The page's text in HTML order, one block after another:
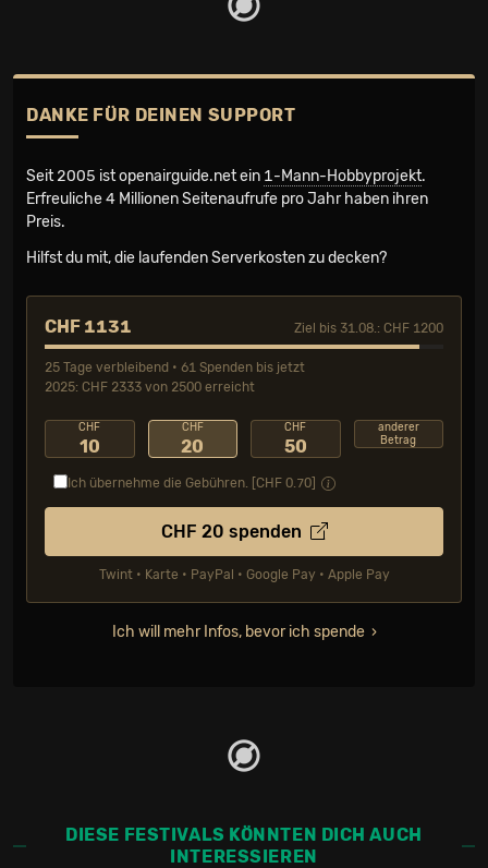
DANKE FÜR DEINEN SUPPORT
Seit 2005 ist openairguide.net ein 1-Mann-Hobbyprojekt.
Erfreuliche 4 Millionen Seiten­aufrufe pro Jahr haben ihren
Preis.
Hilfst du mit, die laufenden Serverkosten zu decken?
CHF 1131 Ziel bis 31.08.: CHF 1200
25 Tage verbleibend • 61 Spenden bis jetzt
2025: CHF 2333 von 2500 erreicht
CHF
10
CHF
20
CHF
50
anderer
Betrag
Ich übernehme die Gebühren. [CHF 0.70]
CHF 20 spenden
Twint • Karte • PayPal • Google Pay • Apple Pay
Ich will mehr Infos, bevor ich spende
DIESE FESTIVALS KÖNNTEN DICH AUCH
INTERESSIEREN